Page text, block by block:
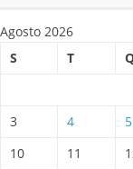
Agosto 2026
S
T
3
4 5
10
11